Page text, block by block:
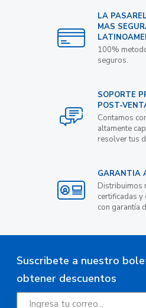
LA
MAS
100%
seguros.
SOPORTE
POST-
Contamos
altamente
resolver tus
GARANTIA
Distribuimos
certificadas
con garantía
Suscribete a nuestro
obtener descuentos